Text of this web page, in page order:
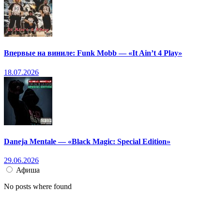
Впервые на виниле: Funk Mobb — «It Ain’t 4 Play»
18.07.2026
Daneja Mentale — «Black Magic: Special Edition»
29.06.2026
Афиша
No posts where found